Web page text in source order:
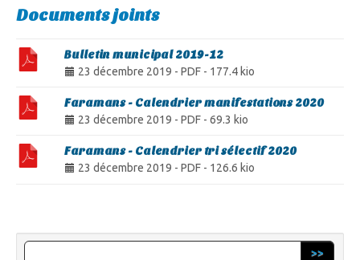
Documents joints
Bulletin municipal 2019-12
23 décembre 2019 - PDF - 177.4 kio
Faramans - Calendrier manifestations 2020
23 décembre 2019 - PDF - 69.3 kio
Faramans - Calendrier tri sélectif 2020
23 décembre 2019 - PDF - 126.6 kio
>>